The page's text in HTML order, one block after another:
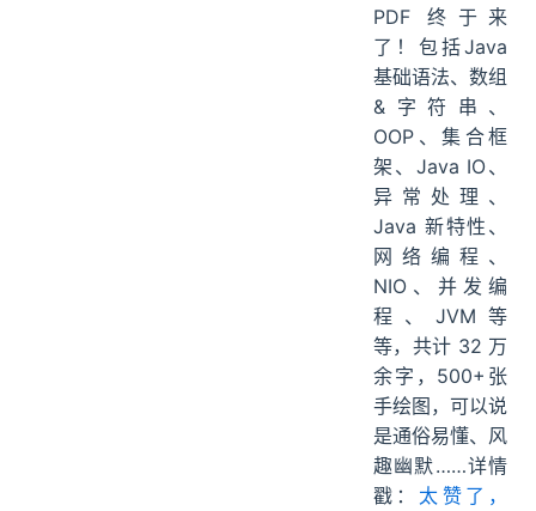
PDF 终于来
了！包括Java
基础语法、数组
&字符串、
OOP、集合框
架、Java IO、
异常处理、
Java 新特性、
网络编程、
NIO、并发编
程、JVM等
等，共计 32 万
余字，500+张
手绘图，可以说
是通俗易懂、风
趣幽默……详情
戳： 太赞了，